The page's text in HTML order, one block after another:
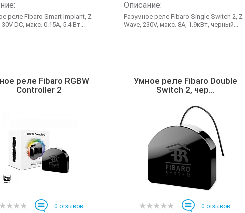
реле Fibaro Smart Implant, Z-
DC, макс. 0.15А, 5.4 Вт...
Описание:
Разумное реле Fibaro Single Switch 2, Z-
Wave, 230V, макс. 8А, 1.9кВт, черный...
реле Fibaro RGBW
Controller 2
0 отзывов
Умное реле Fibaro Double
Switch 2, чер...
0 отзывов